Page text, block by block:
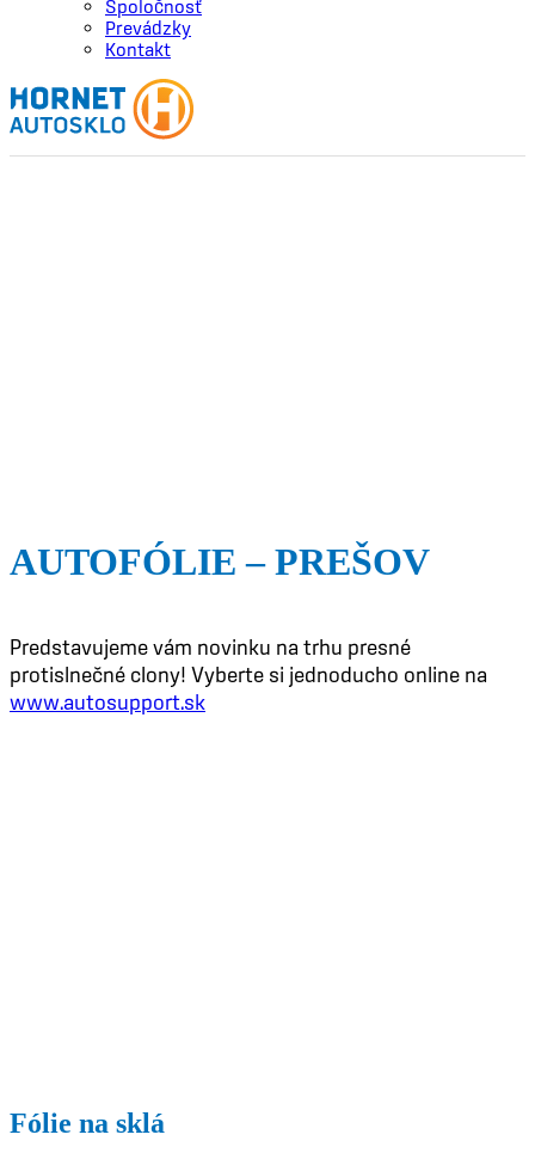
Spoločnosť
Prevádzky
Kontakt
AUTOFÓLIE – PREŠOV
Predstavujeme vám novinku na trhu presné
protislnečné clony! Vyberte si jednoducho online na
www.autosupport.sk
Fólie na sklá